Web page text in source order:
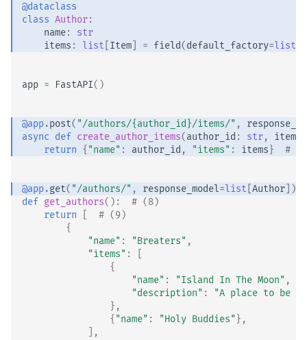
@dataclass
class Author:
name:
str
items : list Item = field(default_factory=list
app = FastAPI()
@app.post( "/authors/{author_id}/items/" ,
async def create_author_items(author_id : str, items
return { "name" : author_id , "items" : items } #
@app.get( "/authors/" , response_model=list Author ])
def get_authors():
# (8)
return
# (9)
{
"name" : "Breaters" ,
"items" :
{
"name" : "Island In The Moon" ,
"description" :
"A place to be
},
{ "name" : "Holy Buddies" },
],